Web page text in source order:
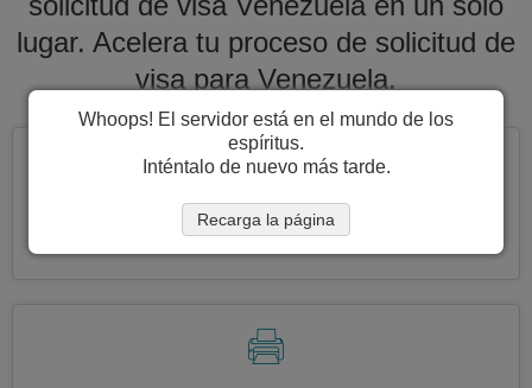
lugar. Acelera tu proceso de solicitud de
visa para Venezuela.
Solicite varias visas a la vezautomáticamente, sin necesidad
Whoops! El servidor está en el mundo de los
espíritus.
Inténtalo de nuevo más tarde.
Recarga la página